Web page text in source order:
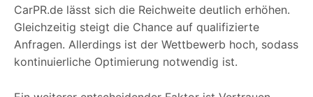
CarPR.de lässt sich die Reichweite deutlich erhöhen.
Gleichzeitig steigt die Chance auf qualifizierte
Anfragen. Allerdings ist der Wettbewerb hoch, sodass
kontinuierliche Optimierung notwendig ist.